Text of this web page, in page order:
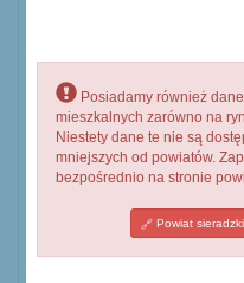
Posiadamy również
mieszkalnych zarówno na
Niestety dane te nie są
mniejszych od powiatów.
bezpośrednio na stronie
Powiat